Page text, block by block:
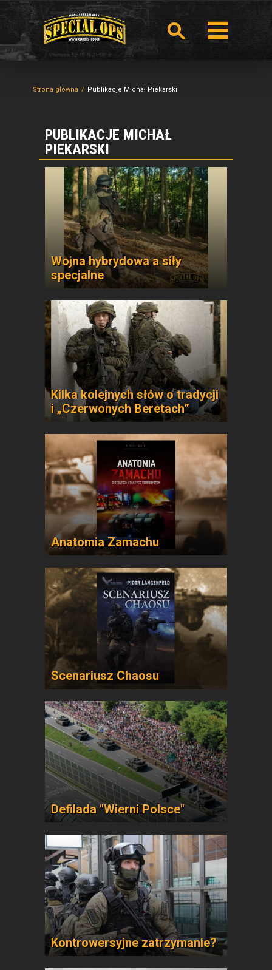
Strona główna Publikacje Michał Piekarski
PUBLIKACJE MICHAŁ
PIEKARSKI
Wojna hybrydowa a siły
specjalne
Kilka kolejnych słów o tradycji
i „Czerwonych Beretach”
Anatomia Zamachu
Scenariusz Chaosu
Defilada "Wierni Polsce"
Kontrowersyjne zatrzymanie?